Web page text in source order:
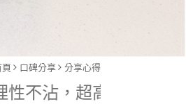
口碑分享 分享心得
超高耐用度。不